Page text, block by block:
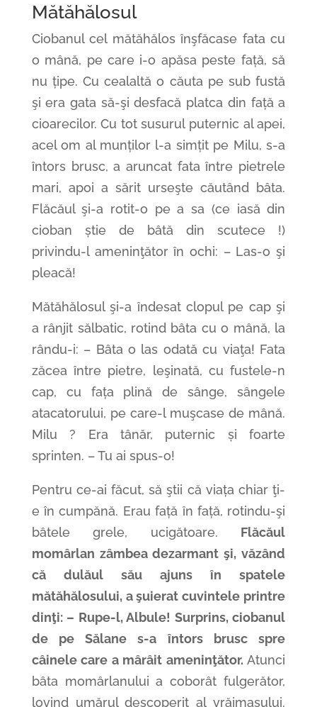
Mătăhălosul
Ciobanul cel mătăhălos înşfăcase fata cu
o mână, pe care i-o apăsa peste față, să
nu țipe. Cu cealaltă o căuta pe sub fustă
şi era gata să-şi desfacă platca din față a
cioarecilor. Cu tot susurul puternic al apei,
acel om al munților l-a simțit pe Milu, s-a
întors brusc, a aruncat fata între pietrele
mari, apoi a sărit urseşte căutând bâta.
Flăcăul şi-a rotit-o pe a sa (ce iasă din
cioban știe de bâtă din scutece !)
privindu-l ameninţător în ochi: – Las-o şi
pleacă!
Mătăhălosul şi-a îndesat clopul pe cap şi
a rânjit sălbatic, rotind bâta cu o mână, la
rându-i: – Bâta o las odată cu viaţa! Fata
zăcea între pietre, leşinată, cu fustele-n
cap, cu fața plină de sânge, sângele
atacatorului, pe care-l muşcase de mână.
Milu ? Era tânăr, puternic și foarte
sprinten. – Tu ai spus-o!
Pentru ce-ai făcut, să ştii că viața chiar ţi-
e în cumpănă. Erau față în față, rotindu-şi
bâtele grele, ucigătoare. Flăcăul
momârlan zâmbea dezarmant şi, văzând
că dulăul său ajuns în spatele
mătăhălosului, a şuierat cuvintele printre
dinţi: – Rupe-l, Albule! Surprins, ciobanul
de pe Sălane s-a întors brusc spre
câinele care a mârâit ameninţător. Atunci
bâta momârlanului a coborât fulgerător,
lovind umărul descoperit al vrăjmaşului.